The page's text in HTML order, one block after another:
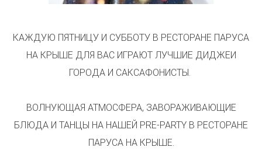
КАЖДУЮ ПЯТНИЦУ И СУББОТУ В РЕСТОРАНЕ ПАРУСА
НА КРЫШЕ ДЛЯ ВАС ИГРАЮТ ЛУЧШИЕ ДИДЖЕИ
ГОРОДА И САКСАФОНИСТЫ.
ВОЛНУЮЩАЯ АТМОСФЕРА, ЗАВОРАЖИВАЮЩИЕ
БЛЮДА И ТАНЦЫ НА НАШЕЙ PRE-PARTY В РЕСТОРАНЕ
ПАРУСА НА КРЫШЕ.